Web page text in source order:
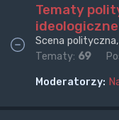
Tematy
Scena
Tematy: 69
Moderatorzy: